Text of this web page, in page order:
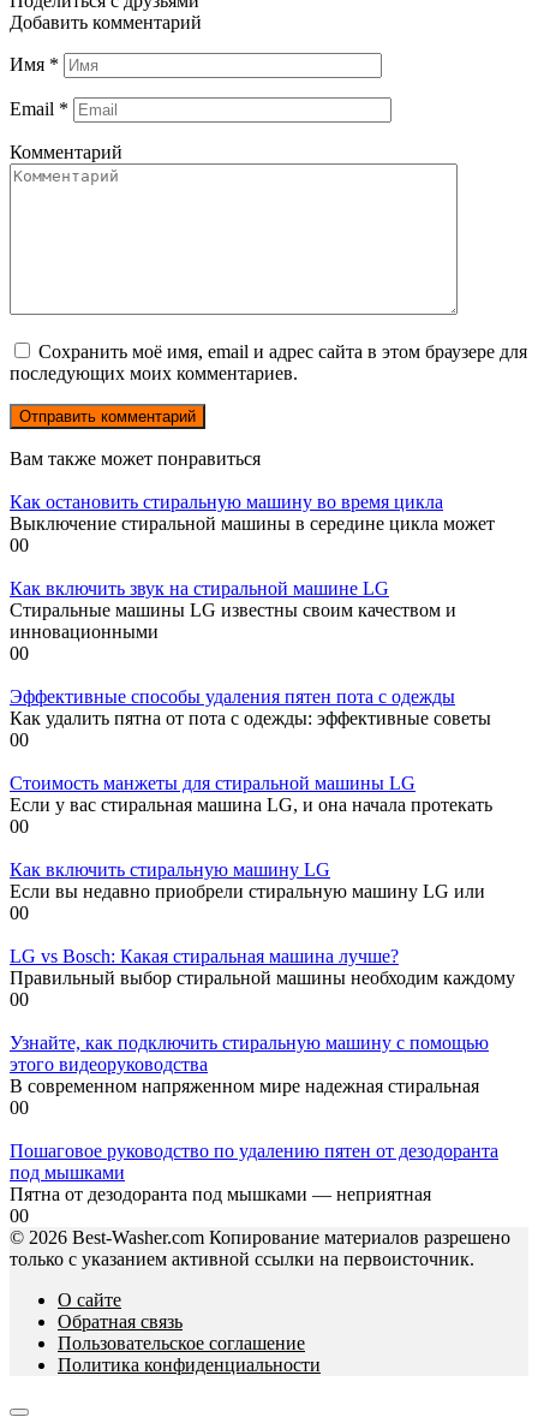
Добавить комментарий
Имя *
Email *
Комментарий
Сохранить моё имя, email и адрес сайта в этом браузере для
последующих моих комментариев.
Вам также может понравиться
Как остановить стиральную машину во время цикла
Выключение стиральной машины в середине цикла может
00
Как включить звук на стиральной машине LG
Стиральные машины LG известны своим качеством и
инновационными
00
Эффективные способы удаления пятен пота с одежды
Как удалить пятна от пота с одежды: эффективные советы
00
Стоимость манжеты для стиральной машины LG
Если у вас стиральная машина LG, и она начала протекать
00
Как включить стиральную машину LG
Если вы недавно приобрели стиральную машину LG или
00
LG vs Bosch: Какая стиральная машина лучше?
Правильный выбор стиральной машины необходим каждому
00
Узнайте, как подключить стиральную машину с помощью
этого видеоруководства
В современном напряженном мире надежная стиральная
00
Пошаговое руководство по удалению пятен от дезодоранта
под мышками
Пятна от дезодоранта под мышками — неприятная
00
© 2026 Best-Washer.com Копирование материалов разрешено
только с указанием активной ссылки на первоисточник.
О сайте
Обратная связь
Пользовательское соглашение
Политика конфиденциальности